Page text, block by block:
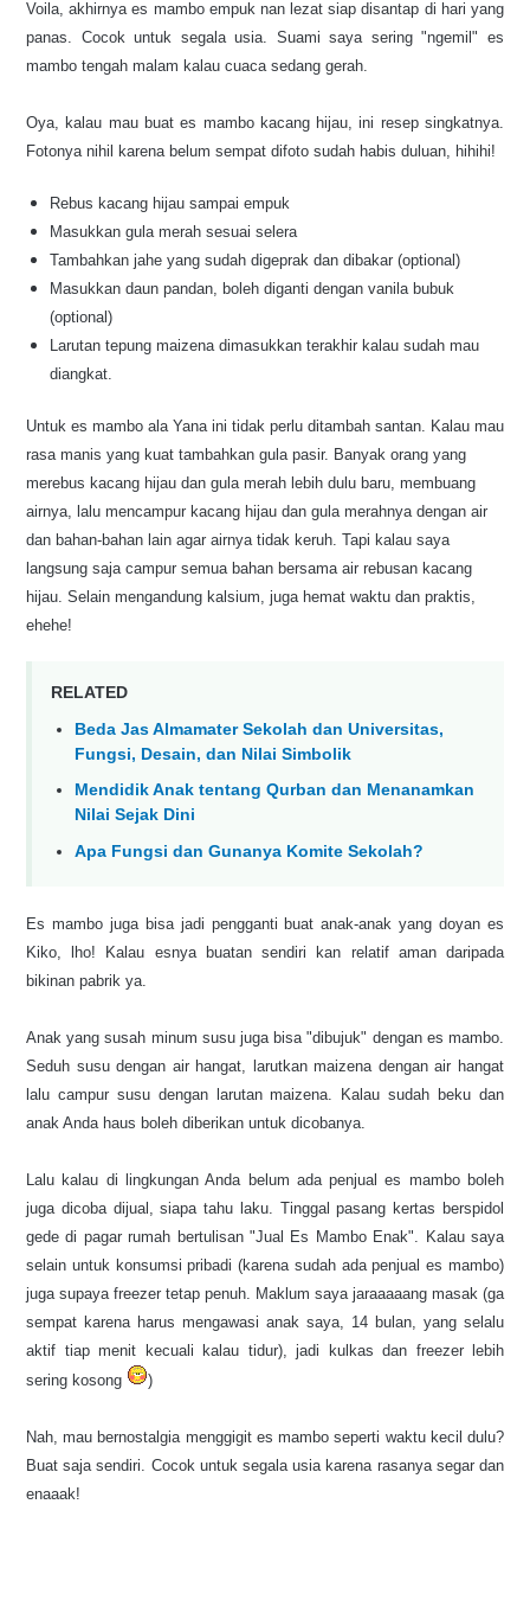
Voila, akhirnya es mambo empuk nan lezat siap disantap di hari yang
panas. Cocok untuk segala usia. Suami saya sering "ngemil" es
mambo tengah malam kalau cuaca sedang gerah.
Oya, kalau mau buat es mambo kacang hijau, ini resep singkatnya.
Fotonya nihil karena belum sempat difoto sudah habis duluan, hihi hi!
Rebus kacang hijau sampai empuk
Masukkan gula merah sesuai selera
Tambahkan jahe yang sudah digeprak dan di bakar (optional)
Masukkan daun pandan, boleh diganti dengan vanila bubuk
(optional)
Larutan tepung maizena dimasukkan terakhir kalau sudah mau
diangkat.
Untuk es mambo ala Yana ini tidak perlu ditambah santan. Kalau mau
rasamanis yang kuat tambahkan gula pasir. Banyak orang yang
merebus kacang hijau dan gula merah lebih dulu baru, membuang
airnya, lalu mencampur kacang hijau dan gula merahnya dengan air
dan bahan-bahan lain agar airnya tidak keruh. Tapi kalau saya
langsung saja campur semua bahan bersama air rebusan kacang
hijau. Selain mengandung kalsium, juga hemat waktu dan praktis,
ehehe!
RELATED
Beda Jas Almamater Sekolah dan Universitas,
Fungsi, Desain, dan Nilai Simbolik
Mendidik Anak tentang Qurban dan Menanamkan
Nilai Sejak Dini
Apa Fungsi dan Gunanya Komite Sekolah?
Es mambo juga bisa jadi pengganti buat anak-anak yang doyan es
Kiko, lho! Kalau esnya buatan sendiri kan relatif aman daripada
bikinan pabrik ya.
Anak yang susah minum susu juga bisa "dibujuk" dengan es mambo.
Seduh susudengan air hangat, larutkan maizena dengan air hangat
lalu campur susu dengan larutan maizena. Kalau sudah beku dan
anak Anda haus boleh diberikan untuk dicobanya.
Lalu kalau di lingkungan Anda belum ada penjual es mambo boleh
juga dicoba dijual, siapa tahu laku. Tinggal pasang kertas berspidol
gede di pagar rumah bertulisan "Jual Es Mambo Enak". Kalau saya
selain untuk konsumsi pribadi (karena sudah ada penjual es mambo)
juga supaya freezer tetap penuh. Maklum saya jaraaaaang masak (ga
sempat karena harus mengawasi anak saya, 14 bulan, yang selalu
aktif tiap menit kecuali kalau tidur), jadi kulkas dan freezer lebih
sering kosong
)
Nah, mau bernostalgia menggigit es mambo seperti waktu kecil dulu?
Buat saja sendiri. Cocok untuk segala usiakarena rasanya segar dan
enaaak!